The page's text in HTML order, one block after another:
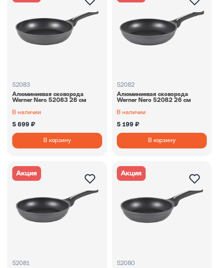
52083
Алюминиевая сковорода
Werner Nero 52083 28 см
В наличии
5 699 ₽
В корзину
52082
Алюминиевая сковорода
Werner Nero 52082 26 см
В наличии
5 199 ₽
В корзину
Акция
52081
Акция
52080